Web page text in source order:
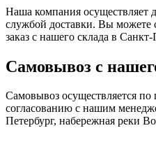
Наша компания осуществляет
службой доставки. Вы можете
заказ с нашего склада в Санкт-
Самовывоз с
Самовывоз осуществляется по
согласованию с нашим
Петербург, набережная реки